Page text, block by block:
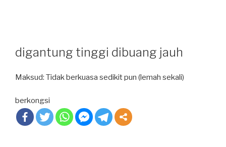
digantung tinggi dibuang jauh
Maksud: Tidak berkuasa sedikit pun (lemah sekali)
berkongsi